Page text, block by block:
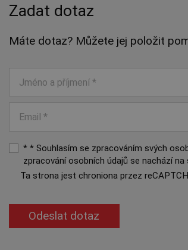
Zadat dotaz
Máte dotaz? Můžete jej položit
* * Souhlasím se zpracováním svých
zpracování osobních údajů se nachází na
Ta strona jest chroniona przez
Odeslat dotaz